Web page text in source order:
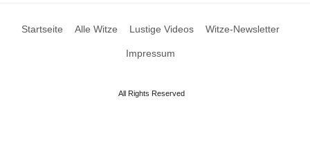
Startseite Alle Witze Lustige Videos Witze-Newsletter
Impressum
All Rights Reserved